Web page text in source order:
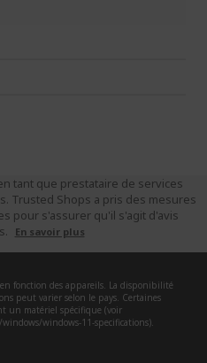
tant que prestataire de services
Trusted Shops a pris des mesures
pour s'assurer qu'il s'agit d'avis
En savoir plus
fonction des appareils. La disponibilité
peut varier selon le pays. Certaines
un matériel spécifique (voir
windows-11-specifications).